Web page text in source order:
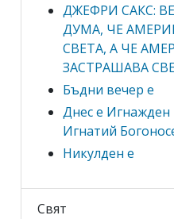
ДЖЕФРИ САКС:
ДУМА, ЧЕ
СВЕТА, А ЧЕ
ЗАСТРАШАВА
Бъдни вечер е
Днес е Игнажден
Игнатий
Никулден е
Свят